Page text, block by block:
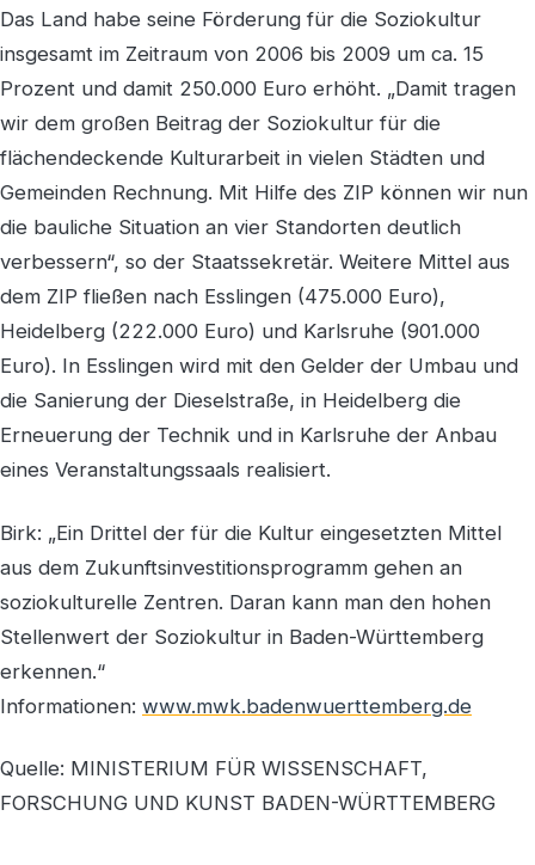
Das Land habe seine Förderung für die Soziokultur
insgesamt im Zeitraum von 2006 bis 2009 um ca. 15
Prozent und damit 250.000 Euro erhöht. „Damit tragen
wir dem großen Beitrag der Soziokultur für die
flächendeckende Kulturarbeit in vielen Städten und
Gemeinden Rechnung. Mit Hilfe des ZIP können wir nun
die bauliche Situation an vier Standorten deutlich
verbessern“, so der Staatssekretär. Weitere Mittel aus
dem ZIP fließen nach Esslingen (475.000 Euro),
Heidelberg (222.000 Euro) und Karlsruhe (901.000
Euro). In Esslingen wird mit den Gelder der Umbau und
die Sanierung der Dieselstraße, in Heidelberg die
Erneuerung der Technik und in Karlsruhe der Anbau
eines Veranstaltungssaals realisiert.
Birk: „Ein Drittel der für die Kultur eingesetzten Mittel
aus dem Zukunftsinvestitionsprogramm gehen an
soziokulturelle Zentren. Daran kann man den hohen
Stellenwert der Soziokultur in Baden-Württemberg
erkennen.“
Informationen: www.mwk.badenwuerttemberg.de
Quelle: MINISTERIUM FÜR WISSENSCHAFT,
FORSCHUNG UND KUNST BADEN-WÜRTTEMBERG